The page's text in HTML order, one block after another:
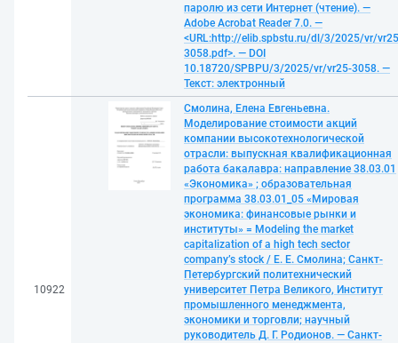
паролю из сети Интернет (чтение). —
Adobe Acrobat Reader 7.0. —
<URL:http://elib.spbstu.ru/dl/3/2025/vr/
3058.pdf>. — DOI
10.18720/SPBPU/3/2025/vr/vr25-3058. —
Текст: электронный
10922
Смолина, Елена Евгеньевна.
Моделирование стоимости акций
компании высокотехнологической
отрасли: выпускная квалификационная
работа бакалавра: направление 38.03.01
«Экономика» ; образовательная
программа 38.03.01_05 «Мировая
экономика: финансовые рынки и
институты» = Modeling the market
capitalization of a high tech sector
company’s stock / Е. Е. Смолина; Санкт-
Петербургский политехнический
университет Петра Великого, Институт
промышленного менеджмента,
экономики и торговли; научный
руководитель Д. Г. Родионов. — Санкт-